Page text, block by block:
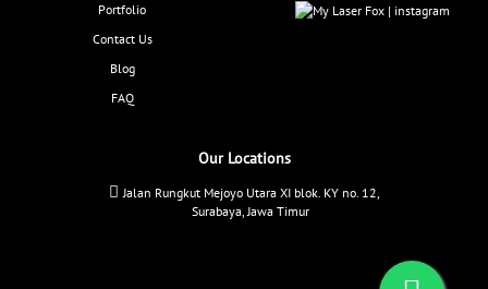
Portfolio
Contact Us
Blog
FAQ
Our Locations
Jalan Rungkut Mejoyo Utara XI blok. KY no. 12,
Surabaya, Jawa Timur